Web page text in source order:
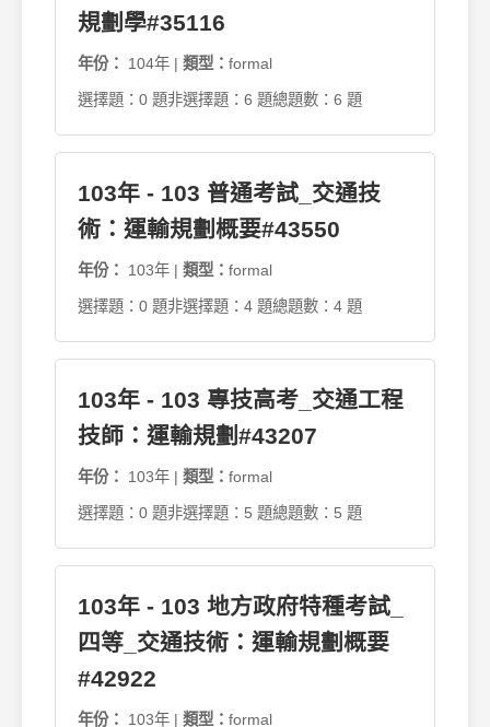
規劃學#35116
年份： 104年 | 類型： formal
選擇題：0 題非選擇題：6 題總題數：6 題
103年 - 103 普通考試_交通技
術：運輸規劃概要#43550
年份： 103年 | 類型： formal
選擇題：0 題非選擇題：4 題總題數：4 題
103年 - 103 專技高考_交通工程
技師：運輸規劃#43207
年份： 103年 | 類型： formal
選擇題：0 題非選擇題：5 題總題數：5 題
103年 - 103 地方政府特種考試_
四等_交通技術：運輸規劃概要
#42922
年份： 103年 | 類型： formal